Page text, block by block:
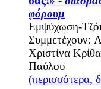
φόρουμ
Εμψύχωση-
Συμμετέχουν:
Χριστίνα
Παύλου
(περισσότερα,